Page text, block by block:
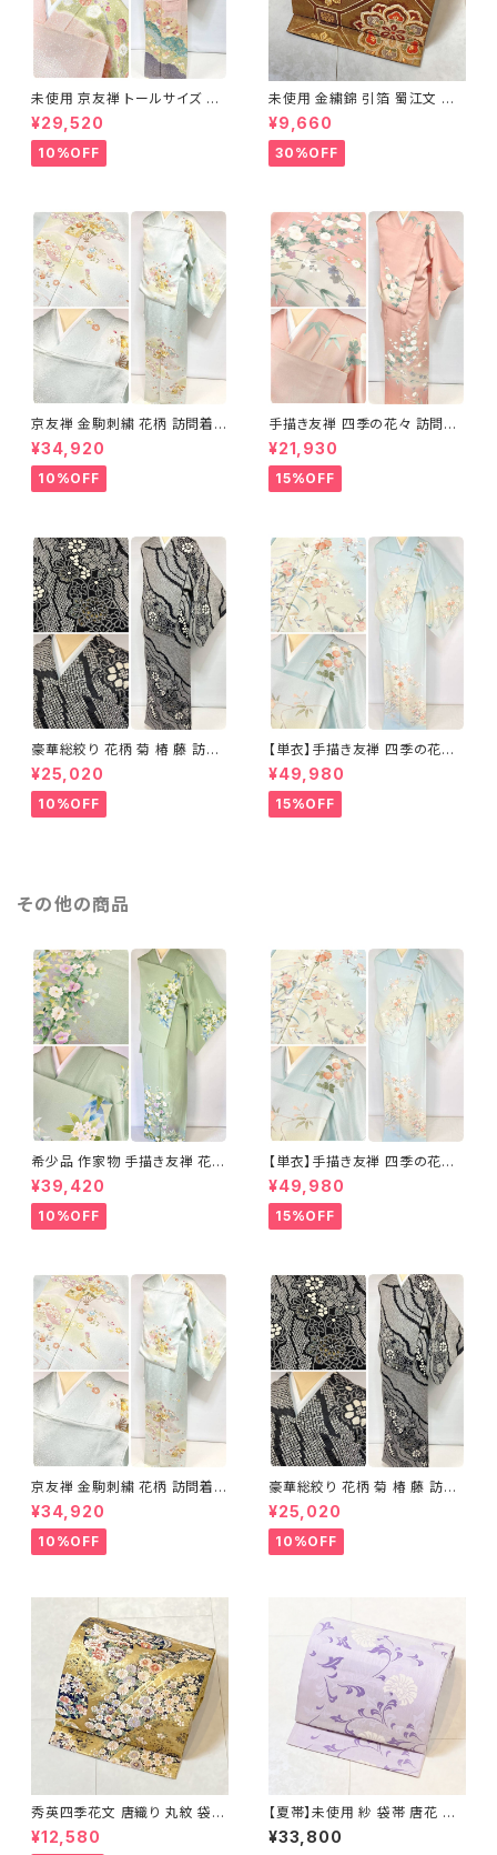
未使用 京友禅 トールサイズ 染
め分け 金彩 訪問着 袷 正絹 ピ
ンク 黄緑 紫 黄色 1438
¥29,520
10%OFF
未使用 金繍錦 引箔 蜀江文 唐
織 華紋 袋帯 正絹 金糸 ゴール
ド 赤 紫 710
¥9,660
30%OFF
京友禅 金駒刺繍 花柄 訪問着
正絹 水色 黄緑 パステルカラー
アイスグリーン 1433
¥34,920
10%OFF
手描き友禅 四季の花々 訪問着
袷 正絹 サーモンピンク クリー
ム 白 桃花色 1434
¥21,930
15%OFF
豪華総絞り 花柄 菊 椿 藤 訪問
着 鹿の子絞り ラメ 正絹 黒 白
グレー 1435
¥25,020
10%OFF
【単衣】手描き友禅 四季の花々
正絹 訪問着 水色 黄緑 白 パス
テルカラー 1431
¥49,980
15%OFF
その他の商品
希少品 作家物 手描き友禅 花鳥
文 椿 沈丁花 訪問着 正絹 袷 黄
緑 青 白 1418
¥39,420
10%OFF
【単衣】手描き友禅 四季の花々
正絹 訪問着 水色 黄緑 白 パス
テルカラー 1431
¥49,980
15%OFF
京友禅 金駒刺繍 花柄 訪問着
正絹 水色 黄緑 パステルカラー
アイスグリーン 1433
¥34,920
10%OFF
豪華総絞り 花柄 菊 椿 藤 訪問
着 鹿の子絞り ラメ 正絹 黒 白
グレー 1435
¥25,020
10%OFF
秀英四季花文 唐織り 丸紋 袋帯
正絹 金糸 ゴールド 紺 ピンク 7
05
¥12,580
【夏帯】未使用 紗 袋帯 唐花 正
絹 紫 白 淡藤色 729
¥33,800